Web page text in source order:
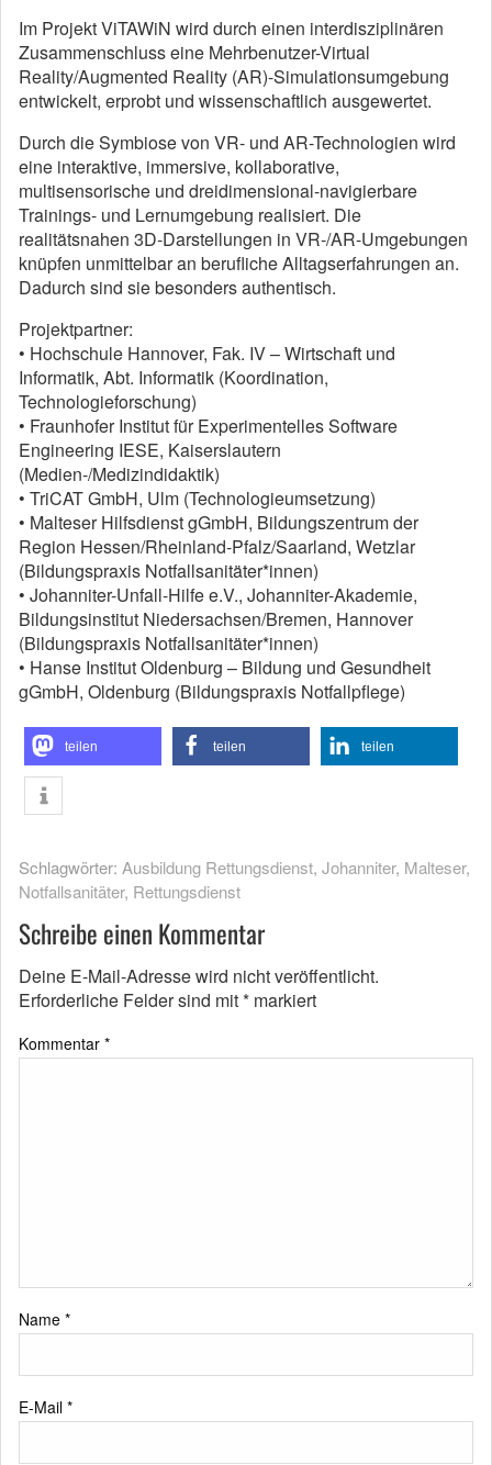
Im Projekt ViTAWiN wird durch einen interdisziplinären
Zusammenschluss eine Mehrbenutzer-Virtual
Reality/Augmented Reality (AR)-Simulationsumgebung
entwickelt, erprobt und wissenschaftlich ausgewertet.
Durch die Symbiose von VR- und AR-Technologien wird
eine interaktive, immersive, kollaborative,
multisensorische und dreidimensional-navigierbare
Trainings- und Lernumgebung realisiert. Die
realitätsnahen 3D-Darstellungen in VR-/AR-Umgebungen
knüpfen unmittelbar an berufliche Alltagserfahrungen an.
Dadurch sind sie besonders authentisch.
Projektpartner:
• Hochschule Hannover, Fak. IV – Wirtschaft und
Informatik, Abt. Informatik (Koordination,
Technologieforschung)
• Fraunhofer Institut für Experimentelles Software
Engineering IESE, Kaiserslautern
(Medien-/Medizindidaktik)
• TriCAT GmbH, Ulm (Technologieumsetzung)
• Malteser Hilfsdienst gGmbH, Bildungszentrum der
Region Hessen/Rheinland-Pfalz/Saarland, Wetzlar
(Bildungspraxis Notfallsanitäter*innen)
• Johanniter-Unfall-Hilfe e.V., Johanniter-Akademie,
Bildungsinstitut Niedersachsen/Bremen, Hannover
(Bildungspraxis Notfallsanitäter*innen)
• Hanse Institut Oldenburg – Bildung und Gesundheit
gGmbH, Oldenburg (Bildungspraxis Notfallpflege)
teilen teilen teilen
Schlagwörter: Ausbildung Rettungsdienst, Johanniter, Malteser,
Notfallsanitäter, Rettungsdienst
Schreibe einen Kommentar
Deine E-Mail-Adresse wird nicht veröffentlicht.
Erforderliche Felder sind mit* markiert
Kommentar *
Name *
E-Mail *